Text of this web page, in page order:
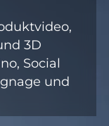
3D
Social
und